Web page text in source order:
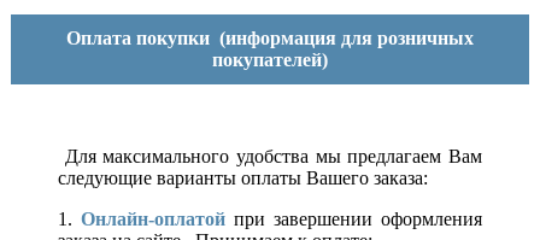
Оплата покупки (информация для розничных
покупателей)
Для максимального удобства мы предлагаем Вам
следующие варианты оплаты Вашего заказа:
1. Онлайн-оплатой при завершении оформления